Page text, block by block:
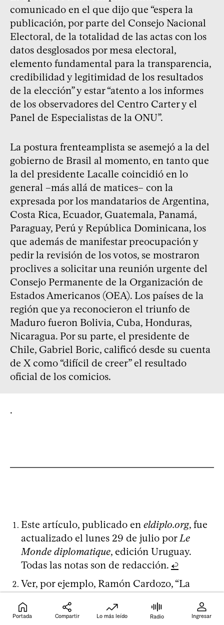
comunicado en el que dijo que “espera la
publicación, por parte del Consejo Nacional
Electoral, de la totalidad de las actas con los
datos desglosados por mesa electoral,
elemento fundamental para la transparencia,
credibilidad y legitimidad de los resultados
de la elección” y estar “atento a los informes
de los observadores del Centro Carter y el
Panel de Especialistas de la ONU”.
La postura frenteamplista se asemejó a la del
gobierno de Brasil al momento, en tanto que
la del presidente Lacalle coincidió en lo
general –más allá de matices– con la
expresada por los mandatarios de Argentina,
Costa Rica, Ecuador, Guatemala, Panamá,
Paraguay, Perú y República Dominicana, los
que además de manifestar preocupación y
pedir la revisión de los votos, se mostraron
proclives a solicitar una reunión urgente del
Consejo Permanente de la Organización de
Estados Americanos (OEA). Los países de la
región que ya reconocieron el triunfo de
Maduro fueron Bolivia, Cuba, Honduras,
Nicaragua. Por su parte, el presidente de
Chile, Gabriel Boric, calificó desde su cuenta
de X como “difícil de creer” el resultado
oficial de los comicios.
.
Este artículo, publicado en eldiplo.org, fue
actualizado el lunes 29 de julio porLe
Monde diplomatique, edición Uruguay.
Todas las notas son de redacción. ↩
Ver, por ejemplo, Ramón Cardozo, “La
Pública venezolana”, Deutsche Welle, 13-10-
Portada Compartir Lo más leído Radio Ingresar